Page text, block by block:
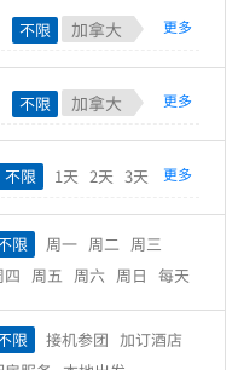
中欧 南欧 东欧 太平洋
勒比海 拉丁美洲 东南欧
中东欧
蒙特利尔 班芙 维多利亚
温哥华岛 威士拿 魁北克
基隆拿 托芬奴 美国
西雅图 纽约 费城
华盛顿哥伦比亚特区 波士顿
加哥 洛杉矶 劳德代尔堡
丹佛 迈阿密
盐湖城
拉斯维加斯
旧金山
新奥尔良 檀香山 奥兰多
更多
不限 加拿大
温哥华 卡尔加里 多伦多
蒙特利尔 班芙 维多利亚
温哥华岛 威士拿 魁北克
基隆拿
托芬奴 美国
西雅图 纽约 费城
盛顿哥伦比亚特区 波士顿
加哥 洛杉矶
劳德代尔堡
丹佛 迈阿密 盐湖城
拉斯维加斯
旧金山
更多
不限 加拿大
温哥华 卡尔加里 多伦多
蒙特利尔
班芙
维多利亚
温哥华岛
黄刀镇
基隆拿
盛顿哥伦比亚特区
加哥
更多
不限 1天 2天 3天
10天
11天 12天
13天
14天 15天 16天 17天
22天
23天 24天 25天
26天
27天 28天
限 周一 周二 周三
四 周五 周六 周日 每天
限 接机参团 加订酒店